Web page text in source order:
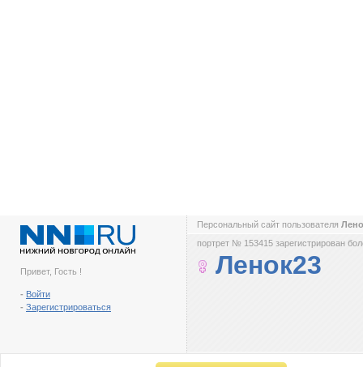
Привет, Гость !
- Войти
- Зарегистрироваться
Персональный сайт пользователя
портрет № 153415 зарегистрирован
Ленок23